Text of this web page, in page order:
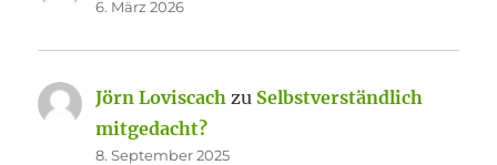
6. März 2026
Jörn Loviscach zu Selbstverständlich
mitgedacht?
8. September 2025